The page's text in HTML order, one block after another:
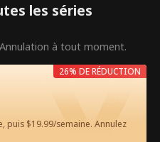
payants.
regarder.
sur l'App
les séries
à tout moment.
puis $19.99/semaine. Annulez
26% DE RÉDUCTION